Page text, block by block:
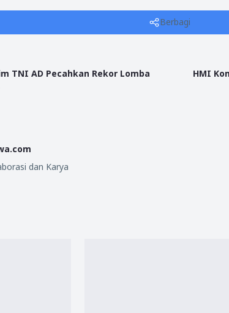
Berbagi
TNI AD Pecahkan Rekor Lomba
HMI
dan Karya